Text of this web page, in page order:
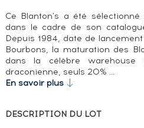
Ce Blanton's a été
dans le cadre de son
Depuis 1984, date de
Bourbons, la maturation des
dans la célèbre warehouse
draconienne, seuls 20% …
En savoir plus
DESCRIPTION DU LOT